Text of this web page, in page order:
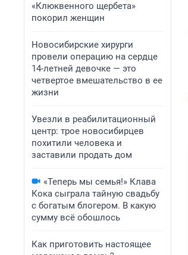
«Клюквенного щербета»
покорил женщин
Новосибирские хирурги
провели операцию на сердце
14-летней девочке — это
четвертое вмешательство в ее
жизни
Увезли в реабилитационный
центр: трое новосибирцев
похитили человека и
заставили продать дом
«Теперь мы семья!» Клава
Кока сыграла тайную свадьбу
с богатым блогером. В какую
сумму всё обошлось
Как приготовить настоящее